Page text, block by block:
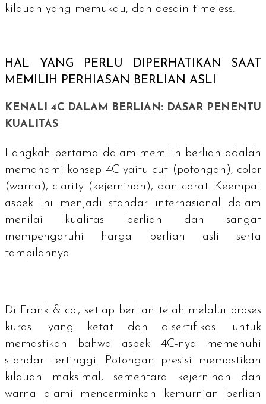
kilauan yang memukau, dan desain timeless.
HAL YANG PERLU DIPERHATIKAN SAAT
MEMILIH PERHIASAN BERLIAN ASLI
KENALI 4C DALAM BERLIAN: DASAR PENENTU
KUALITAS
Langkah pertama dalam memilih berlian adalah
memahami konsep 4C yaitu cut (potongan), color
(warna), clarity (kejernihan), dan carat. Keempat
aspek ini menjadi standar internasional dalam
menilai kualitas berlian dan sangat
mempengaruhi harga berlian asli serta
tampilannya.
Di Frank & co., setiap berlian telah melalui proses
kurasi yang ketat dan disertifikasi untuk
memastikan bahwa aspek 4C-nya memenuhi
standar tertinggi. Potongan presisi memastikan
kilauan maksimal, sementara kejernihan dan
warna alami mencerminkan kemurnian berlian